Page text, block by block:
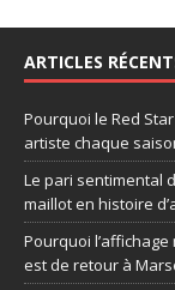
ARTICLES
Pourquoi le Red
artiste chaque
Le pari sentimental
maillot en histoire
Pourquoi
est de retour à